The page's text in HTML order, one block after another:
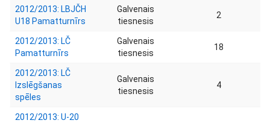
2012/2013: LBJČH
U18 Pamatturnīrs
Galvenais
tiesnesis
2
2012/2013: LČ
Pamatturnīrs
Galvenais
tiesnesis
18
2012/2013: LČ
Izslēgšanas
spēles
Galvenais
tiesnesis
4
2012/2013: U-20